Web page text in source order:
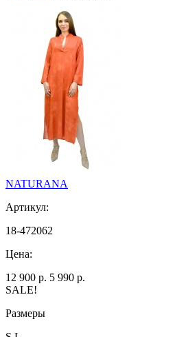
NATURANA
Артикул:
18-472062
Цена:
12 900 р. 5 990 р.
SALE!
Размеры